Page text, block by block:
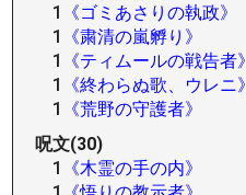
1
《ゴミあさりの執政》
1
《粛清の嵐孵り》
1
《ティムールの戦告者》
1
《終わらぬ歌、ウレニ》
1
《荒野の守護者》
呪文(30)
1
《木霊の手の内》